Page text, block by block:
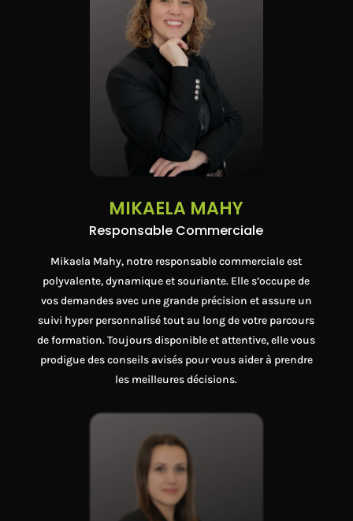
MIKAELA MAHY
Responsable Commerciale
Mikaela Mahy, notre responsable commerciale est
polyvalente, dynamique et souriante. Elle s’occupe de
vos demandes avec une grande précision et assure un
suivi hyper personnalisé tout au long de votre parcours
de formation. Toujours disponible et attentive, elle vous
prodigue des conseils avisés pour vous aider à prendre
les meilleures décisions.